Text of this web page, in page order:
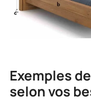
Exemples
selon vos